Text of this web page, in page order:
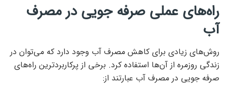
راه‌های عملی صرفه جویی در مصرف
آب
روش‌های زیادی برای کاهش مصرف آب وجود دارد که می‌توان در
زندگی روزمره از آن‌ها استفاده کرد. برخی از پرکاربردترین راه‌های
صرفه جویی در مصرف آب عبارتند از: